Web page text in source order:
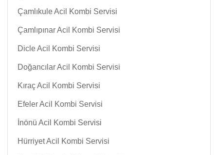
Çamlıkule Acil Kombi Servisi
Çamlıpınar Acil Kombi Servisi
Dicle Acil Kombi Servisi
Doğancılar Acil Kombi Servisi
Kıraç Acil Kombi Servisi
Efeler Acil Kombi Servisi
İnönü Acil Kombi Servisi
Hürriyet Acil Kombi Servisi